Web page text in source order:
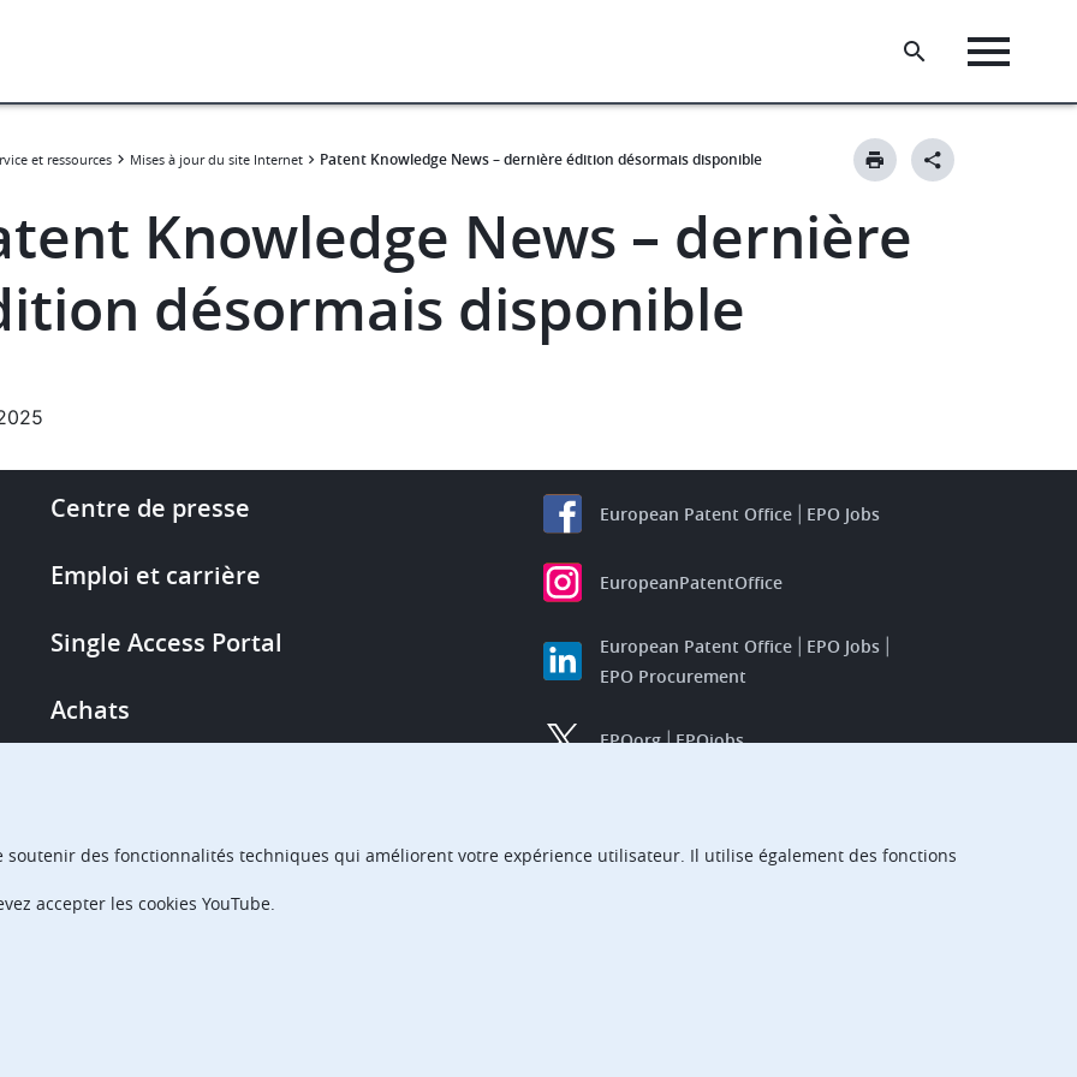
et ressources Mises à jour du site Internet Patent Knowledge News – dernière édition désormais disponible
Knowledge News – dernière
désormais disponible
Footer
links
Centre de presse
Emploi et carrière
Single Access Portal
Achats
European Patent Office EPO Jobs
EuropeanPatentOffice
European Patent Office
EPO Jobs
EPO Procurement
EPOorg EPOjobs
des fonctionnalités techniques qui améliorent votre expérience utilisateur. Il utilise également des fonctions
accepter les cookies YouTube.